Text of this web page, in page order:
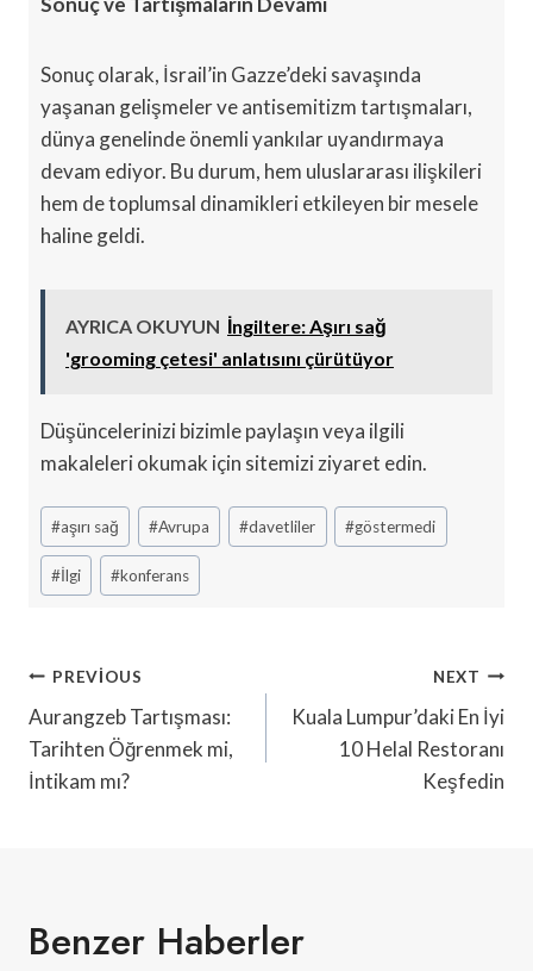
Sonuç olarak, İsrail’in Gazze’deki savaşında
yaşanan gelişmeler ve antisemitizm tartışmaları,
dünya genelinde önemli yankılar uyandırmaya
devam ediyor. Bu durum, hem uluslararası ilişkileri
hem de toplumsal dinamikleri etkileyen bir mesele
haline geldi.
AYRICA OKUYUN İngiltere: Aşırı sağ
'grooming çetesi' anlatısını çürütüyor
Düşüncelerinizi bizimle paylaşın veya ilgili
makaleleri okumak için sitemizi ziyaret edin.
Post
Tags:
#aşırı sağ #Avrupa #davetliler #göstermedi
#İlgi #konferans
Yazı
Gezinmesi
PREVIOUS
Aurangzeb Tartışması:
Tarihten Öğrenmek mi,
İntikam mı?
NEXT
Kuala Lumpur’daki En İyi
10 Helal Restoranı
Keşfedin
Benzer Haberler